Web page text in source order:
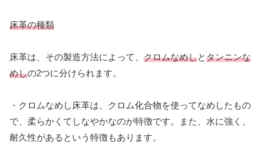
床革の種類
床革は、その製造方法によって、 クロムなめしとタンニンな
めしの2つに分けられます。
・クロムなめし床革は、クロム化合物を使ってなめしたもの
で、柔らかくてしなやかなのが特徴です。また、水に強く、
耐久性があるという特徴もあります。